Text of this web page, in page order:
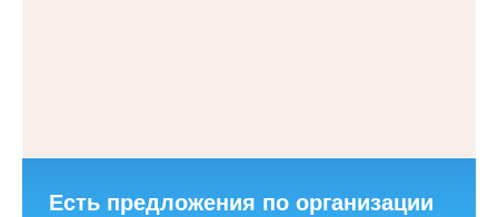
Есть предложения по организации